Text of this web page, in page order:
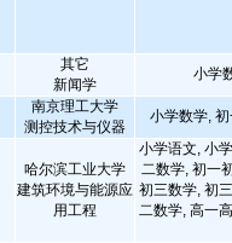
其它
新闻学
小学
南京理工大学
测控技术与仪器
小学数学,
哈尔滨工业大学
建筑环境与能源应
用工程
小学语文, 小
二数学, 初一
初三数学, 初
二数学, 高一